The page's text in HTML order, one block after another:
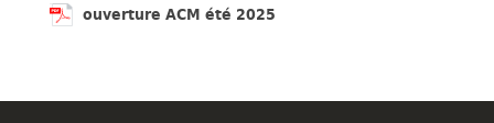
ouverture ACM été 2025